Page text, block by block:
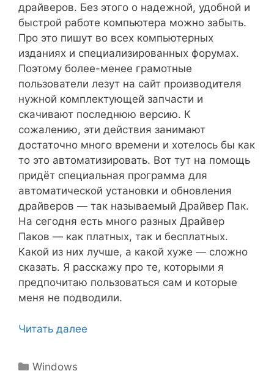
драйверов. Без этого о надежной, удобной и
быстрой работе компьютера можно забыть.
Про это пишут во всех компьютерных
изданиях и специализированных форумах.
Поэтому более-менее грамотные
пользователи лезут на сайт производителя
нужной комплектующей запчасти и
скачивают последнюю версию. К
сожалению, эти действия занимают
достаточно много времени и хотелось бы как
то это автоматизировать. Вот тут на помощь
придёт специальная программа для
автоматической установки и обновления
драйверов — так называемый Драйвер Пак.
На сегодня есть много разных Драйвер
Паков — как платных, так и бесплатных.
Какой из них лучше, а какой хуже — сложно
сказать. Я расскажу про те, которыми я
предпочитаю пользоваться сам и которые
меня не подводили.
Читать далее
Рубрики
Windows